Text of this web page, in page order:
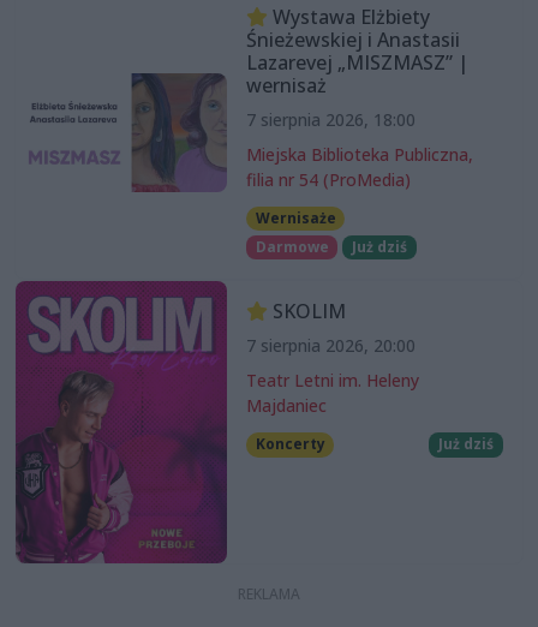
Wystawa Elżbiety
Śnieżewskiej i Anastasii
Lazarevej „MISZMASZ” |
wernisaż
7 sierpnia 2026, 18:00
Miejska Biblioteka Publiczna,
filia nr 54 (ProMedia)
Wernisaże
Darmowe
Już dziś
SKOLIM
7 sierpnia 2026, 20:00
Teatr Letni im. Heleny
Majdaniec
Koncerty Już dziś